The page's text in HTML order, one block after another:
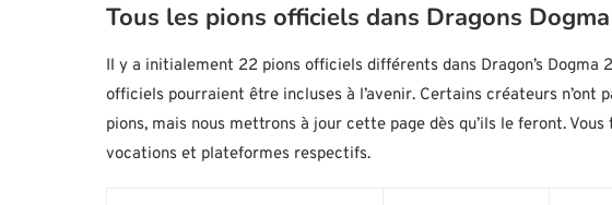
Tous les pions officiels dans Dragons
Il y a initialement 22 pions officiels différents dans Dragon’s Dogma
officiels pourraient être incluses à l’avenir. Certains créateurs n’ont
pions, mais nous mettrons à jour cette page dès qu’ils le feront.
vocations et plateformes respectifs.